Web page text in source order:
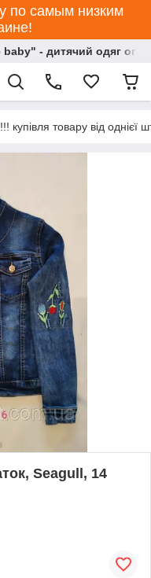
по самым низким
baby" - дитячий одяг
купівля товару від однієї
Seagull, 14